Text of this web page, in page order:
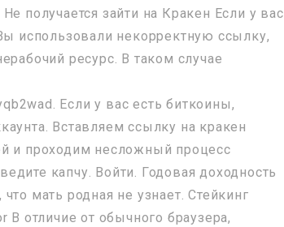
получается зайти на Кракен Если у вас
использовали некорректную ссылку,
ресурс. В таком случае
Если у вас есть биткоины,
Вставляем ссылку на кракен
и проходим несложный процесс
капчу. Войти. Годовая доходность
мать родная не узнает. Стейкинг
отличие от обычного браузера,